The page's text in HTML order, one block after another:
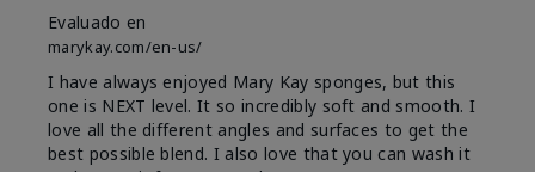
Evaluado en
marykay.com/en-us/
I have always enjoyed Mary Kay sponges, but this
one is NEXT level. It so incredibly soft and smooth. I
love all the different angles and surfaces to get the
best possible blend. I also love that you can wash it